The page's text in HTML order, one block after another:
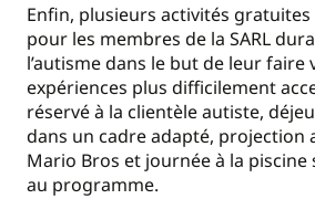
Enfin, plusieurs activités
pour les membres de la SARL
l’autisme dans le but de leur faire
expériences plus difficilement
réservé à la clientèle autiste,
dans un cadre adapté, projection
Mario Bros et journée à la
au programme.